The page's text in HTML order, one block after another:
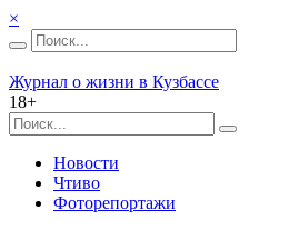
×
Журнал о жизни в Кузбассе
18+
Новости
Чтиво
Фоторепортажи